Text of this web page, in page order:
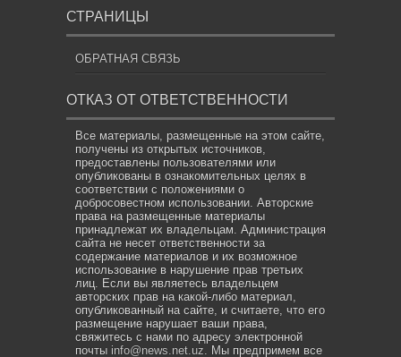
СТРАНИЦЫ
ОБРАТНАЯ СВЯЗЬ
ОТКАЗ ОТ ОТВЕТСТВЕННОСТИ
Все материалы, размещенные на этом сайте,
получены из открытых источников,
предоставлены пользователями или
опубликованы в ознакомительных целях в
соответствии с положениями о
добросовестном использовании. Авторские
права на размещенные материалы
принадлежат их владельцам. Администрация
сайта не несет ответственности за
содержание материалов и их возможное
использование в нарушение прав третьих
лиц. Если вы являетесь владельцем
авторских прав на какой-либо материал,
опубликованный на сайте, и считаете, что его
размещение нарушает ваши права,
свяжитесь с нами по адресу электронной
почты info@news.net.uz . Мы предпримем все